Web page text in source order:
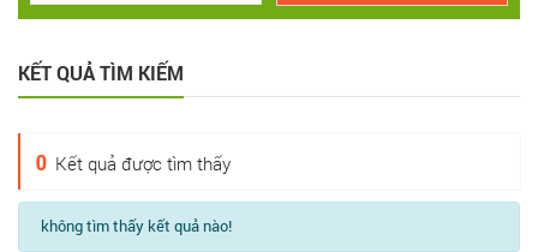
KẾT QUẢ TÌM KIẾM
0 Kết quả được tìm thấy
không tìm thấy kết quả nào!